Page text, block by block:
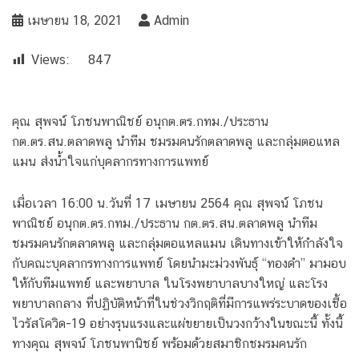
เมษายน 18, 2021 Admin
Views: 847
คุณ สุพจน์ โภชนพาณิชย์ อนุกต.ตร.กทม./ประธาน
กต.ตร.สน.ตลาดพลู นำทีม ชมรมคนรักตลาดพลู และกลุ่มตอแหล
แมน ส่งน้ำใจแก่บุคลากรทางการแพทย์
เมื่อเวลา 16:00 น.วันที่ 17 เมษายน 2564 คุณ สุพจน์ โภชน
พาณิชย์ อนุกต.ตร.กทม./ประธาน กต.ตร.สน.ตลาดพลู นำทีม
ชมรมคนรักตลาดพลู และกลุ่มตอแหลแมน เดินทางเข้าให้กำลังใจ
กับคณะบุคลากรทางการแพทย์ โดยนำมะม่วงพันธุ์ “ทองดำ” มามอบ
ให้กับทีมแพทย์ และพยาบาล ในโรงพยาบาลบางใหญ่ และโรง
พยาบาลกลาง ที่ปฏิบัติหน้าที่ในช่วงวิกฤติที่มีการแพร่ระบาดของเชื้อ
ไวรัสโควิด-19 อย่างรุนแรงและแผ่ขยายเป็นวงกว้างในขณะนี้ ทั้งนี้
ทางคุณ สุพจน์ โภชนพานิชย์ พร้อมด้วยสมาชิกชมรมคนรัก